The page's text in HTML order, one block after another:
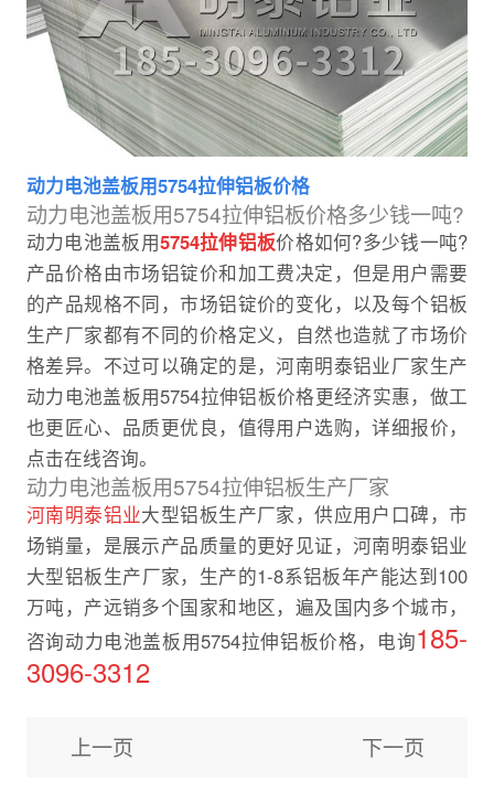
动力电池盖板用5754拉伸铝板价格
动力电池盖板用5754拉伸铝板价格多少钱一吨?
动力电池盖板用5754拉伸铝板价格如何?多少钱一吨?
产品价格由市场铝锭价和加工费决定，但是用户需要
的产品规格不同，市场铝锭价的变化，以及每个铝板
生产厂家都有不同的价格定义，自然也造就了市场价
格差异。不过可以确定的是，河南明泰铝业厂家生产
动力电池盖板用5754拉伸铝板价格更经济实惠，做工
也更匠心、品质更优良，值得用户选购，详细报价，
点击在线咨询。
动力电池盖板用5754拉伸铝板生产厂家
河南明泰铝业大型铝板生产厂家，供应用户口碑，市
场销量，是展示产品质量的更好见证，河南明泰铝业
大型铝板生产厂家，生产的1-8系铝板年产能达到100
万吨，产远销多个国家和地区，遍及国内多个城市，
咨询动力电池盖板用5754拉伸铝板价格，电询185-
3096-3312
上一页 下一页